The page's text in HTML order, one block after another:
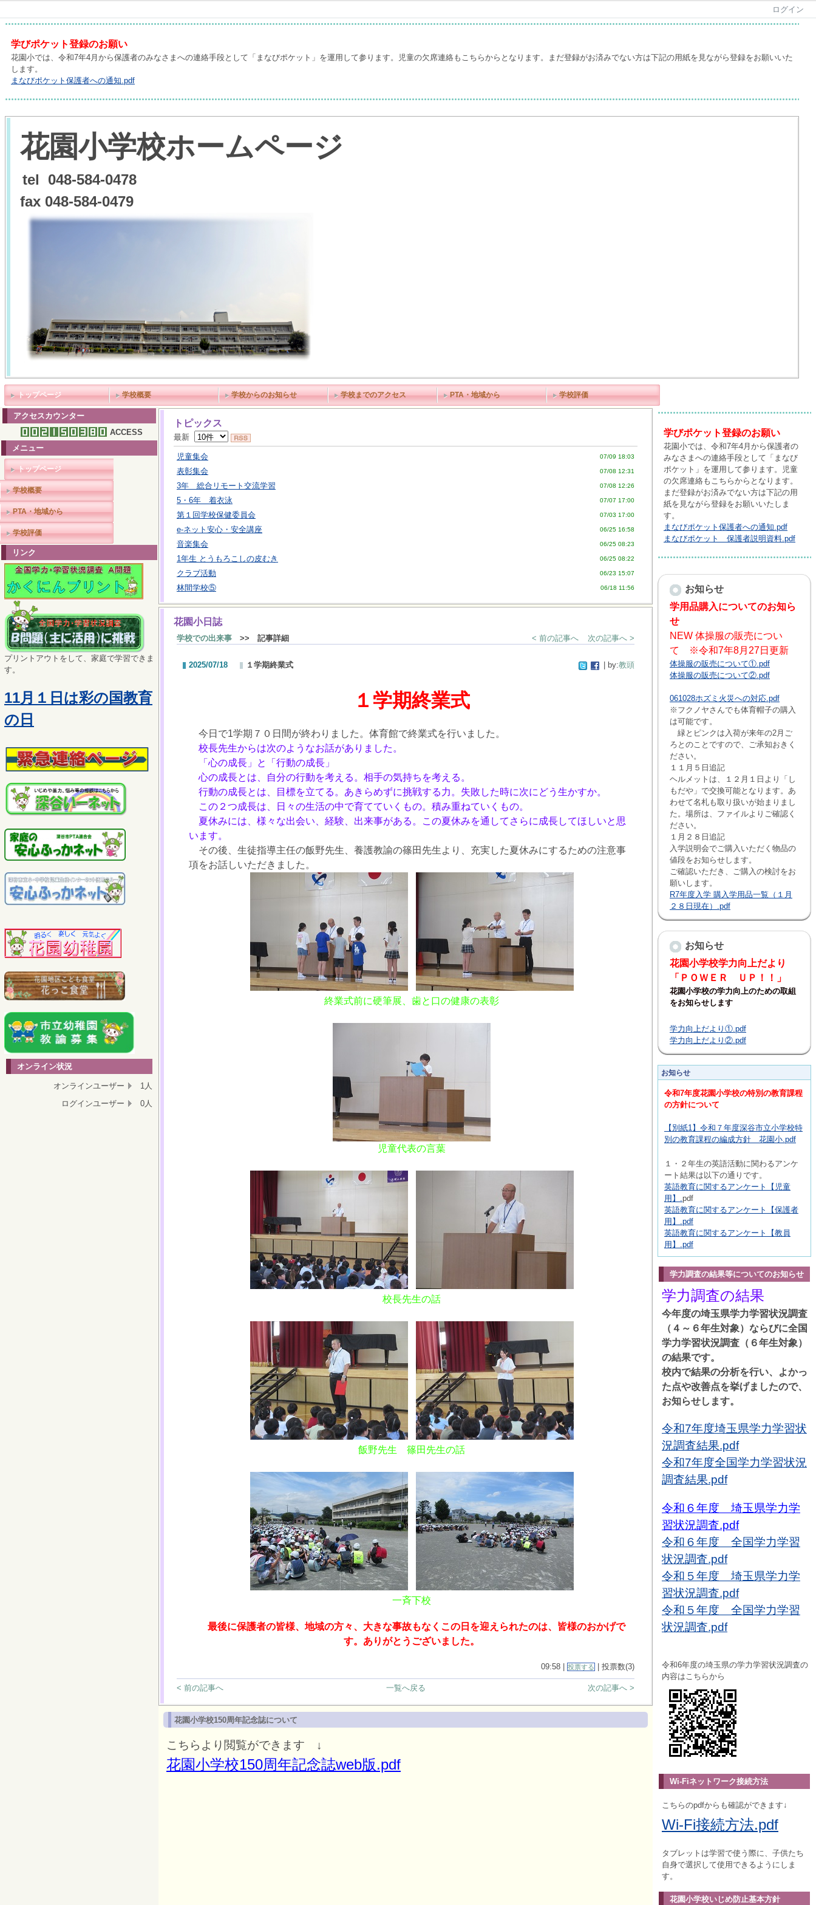
ログイン
学びポケット登録のお願い
花園小では、令和7年4月から保護者のみなさまへの連絡手段として「まなびポケット」を運用して参ります。児童の欠席連絡もこちらからとなります。まだ登録がお済みでない方は下記の用紙を見ながら登録をお願いいた
します。
まなびポケット保護者への通知.pdf
花園小学校ホームページ
tel 048-584-0478
fax 048-584-0479
トップページ 学校概要 学校からのお知らせ 学校までのアクセス PTA・地域から 学校評価
アクセスカウンター
ACCESS
メニュー
トップページ
学校概要
PTA・地域から
学校評価
リンク
プリントアウトをして、家庭で学習できま
す。
11月１日は彩の国教育
の日
オンライン状況
オンラインユーザー
1人
ログインユーザー
0人
トピックス
最新
児童集会 07/09 18:03
表彰集会 07/08 12:31
3年 総合リモート交流学習 07/08 12:26
5・6年 着衣泳 07/07 17:00
第１回学校保健委員会 07/03 17:00
e-ネット安心・安全講座 06/25 16:58
音楽集会 06/25 08:23
1年生 とうもろこしの皮むき 06/25 08:22
クラブ活動 06/23 15:07
林間学校⑤ 06/18 11:56
花園小日誌
学校での出来事 >> 記事詳細 < 前の記事へ 次の記事へ >
2025/07/18 １学期終業式 | by:教頭
１学期終業式
今日で1学期７０日間が終わりました。体育館で終業式を行いました。
校長先生からは次のようなお話がありました。
「心の成長」と「行動の成長」
心の成長とは、自分の行動を考える。相手の気持ちを考える。
行動の成長とは、目標を立てる。あきらめずに挑戦する力。失敗した時に次にどう生かすか。
この２つ成長は、日々の生活の中で育てていくもの。積み重ねていくもの。
夏休みには、様々な出会い、経験、出来事がある。この夏休みを通してさらに成長してほしいと思
います。
その後、生徒指導主任の飯野先生、養護教諭の篠田先生より、充実した夏休みにするための注意事
項をお話しいただきました。
終業式前に硬筆展、歯と口の健康の表彰
児童代表の言葉
校長先生の話
飯野先生 篠田先生の話
一斉下校
最後に保護者の皆様、地域の方々、大きな事故もなくこの日を迎えられたのは、皆様のおかげで
す。ありがとうございました。
09:58 | 投票する | 投票数(3)
< 前の記事へ 次の記事へ >
一覧へ戻る
花園小学校150周年記念誌について
こちらより閲覧ができます ↓
花園小学校150周年記念誌web版.pdf
学びポケット登録のお願い
花園小では、令和7年4月から保護者の
みなさまへの連絡手段として「まなび
ポケット」を運用して参ります。児童
の欠席連絡もこちらからとなります。
まだ登録がお済みでない方は下記の用
紙を見ながら登録をお願いいたしま
す。
まなびポケット保護者への通知.pdf
まなびポケット 保護者説明資料.pdf
お知らせ
学用品購入についてのお知ら
せ
NEW 体操服の販売につい
て ※令和7年8月27日更新
体操服の販売について①.pdf
体操服の販売について②.pdf
061028ホズミ火災への対応.pdf
※フクノヤさんでも体育帽子の購入
は可能です。
緑とピンクは入荷が来年の2月ご
ろとのことですので、ご承知おきく
ださい。
１１月５日追記
ヘルメットは、１２月１日より「し
もだや」で交換可能となります。あ
わせて名札も取り扱いが始まりまし
た。場所は、ファイルよりご確認く
ださい。
１月２８日追記
入学説明会でご購入いただく物品の
値段をお知らせします。
ご確認いただき、ご購入の検討をお
願いします。
R7年度入学 購入学用品一覧（１月
２８日現在）.pdf
お知らせ
花園小学校学力向上だより
「ＰＯＷＥＲ ＵＰ！！」
花園小学校の学力向上のための取組
をお知らせします
学力向上だより①.pdf
学力向上だより②.pdf
お知らせ
令和7年度花園小学校の特別の教育課程
の方針について
【別紙1】令和７年度深谷市立小学校特
別の教育課程の編成方針 花園小.pdf
１・２年生の英語活動に関わるアンケ
ート結果は以下の通りです。
英語教育に関するアンケート【児童
用】.pdf
英語教育に関するアンケート【保護者
用】.pdf
英語教育に関するアンケート【教員
用】.pdf
学力調査の結果等についてのお知らせ
学力調査の結果
今年度の埼玉県学力学習状況調査
（４～６年生対象）ならびに全国
学力学習状況調査（６年生対象）
の結果です。
校内で結果の分析を行い、よかっ
た点や改善点を挙げましたので、
お知らせします。
令和7年度埼玉県学力学習状
況調査結果.pdf
令和7年度全国学力学習状況
調査結果.pdf
令和６年度 埼玉県学力学
習状況調査.pdf
令和６年度 全国学力学習
状況調査.pdf
令和５年度 埼玉県学力学
習状況調査.pdf
令和５年度 全国学力学習
状況調査.pdf
令和6年度の埼玉県の学力学習状況調査の
内容はこちらから
Wi-Fiネットワーク接続方法
こちらのpdfからも確認ができます↓
Wi-Fi接続方法.pdf
タブレットは学習で使う際に、子供たち
自身で選択して使用できるようにしま
す。
花園小学校いじめ防止基本方針